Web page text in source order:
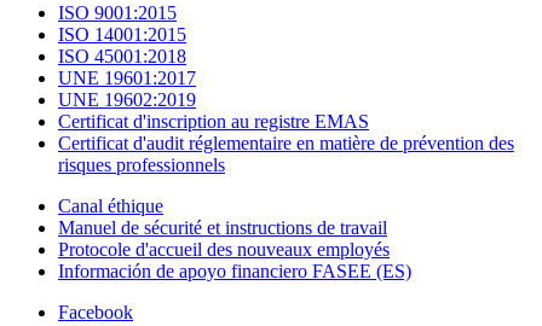
ISO 9001:2015
ISO 14001:2015
ISO 45001:2018
UNE 19601:2017
UNE 19602:2019
Certificat d'inscription au registre EMAS
Certificat d'audit réglementaire en matière de prévention des
risques professionnels
Canal éthique
Manuel de sécurité et instructions de travail
Protocole d'accueil des nouveaux employés
Información de apoyo financiero FASEE (ES)
Facebook